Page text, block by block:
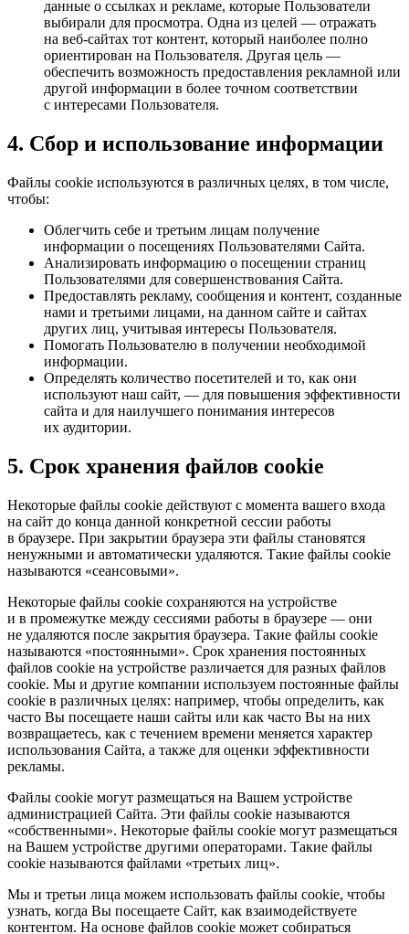
данные о ссылках и рекламе, которые Пользователи
выбирали для просмотра. Одна из целей — отражать
на веб-сайтах тот контент, который наиболее полно
ориентирован на Пользователя. Другая цель —
обеспечить возможность предоставления рекламной или
другой информации в более точном соответствии
с интересами Пользователя.
4. Сбор и использование информации
Файлы cookie используются в различных целях, в том числе,
чтобы:
Облегчить себе и третьим лицам получение
информации о посещениях Пользователями Сайта.
Анализировать информацию о посещении страниц
Пользователями для совершенствования Сайта.
Предоставлять рекламу, сообщения и контент, созданные
нами и третьими лицами, на данном сайте и сайтах
других лиц, учитывая интересы Пользователя.
Помогать Пользователю в получении необходимой
информации.
Определять количество посетителей и то, как они
используют наш сайт, — для повышения эффективности
сайта и для наилучшего понимания интересов
их аудитории.
5. Срок хранения файлов cookie
Некоторые файлы cookie действуют с момента вашего входа
на сайт до конца данной конкретной сессии работы
в браузере. При закрытии браузера эти файлы становятся
ненужными и автоматически удаляются. Такие файлы cookie
называются «сеансовыми».
Некоторые файлы cookie сохраняются на устройстве
и в промежутке между сессиями работы в браузере — они
не удаляются после закрытия браузера. Такие файлы cookie
называются «постоянными». Срок хранения постоянных
файлов cookie на устройстве различается для разных файлов
cookie. Мы и другие компании используем постоянные файлы
cookie в различных целях: например, чтобы определить, как
часто Вы посещаете наши сайты или как часто Вы на них
возвращаетесь, как с течением времени меняется характер
использования Сайта, а также для оценки эффективности
рекламы.
Файлы cookie могут размещаться на Вашем устройстве
администрацией Сайта. Эти файлы cookie называются
«собственными». Некоторые файлы cookie могут размещаться
на Вашем устройстве другими операторами. Такие файлы
cookie называются файлами «третьих лиц».
Мы и третьи лица можем использовать файлы cookie, чтобы
узнать, когда Вы посещаете Сайт, как взаимодействуете
контентом. На основе файлов cookie может собираться